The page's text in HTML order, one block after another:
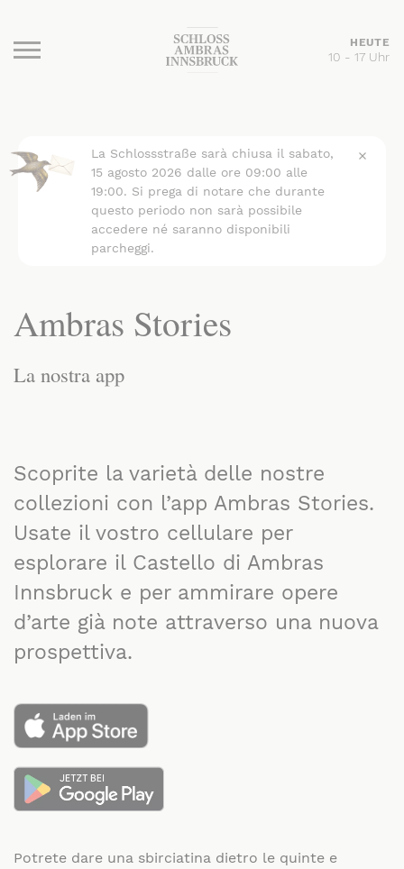
HEUTE
10 - 17 Uhr
La Schlossstraße sarà chiusa il sabato,
15 agosto 2026 dalle ore 09:00 alle
19:00. Si prega di notare che durante
questo periodo non sarà possibile
accedere né saranno disponibili
parcheggi.
Ambras Stories
La nostra app
Scoprite la varietà delle nostre
collezioni con l’app Ambras Stories.
Usate il vostro cellulare per
esplorare il Castello di Ambras
Innsbruck e per ammirare opere
d’arte già note attraverso una nuova
prospettiva.
Potrete dare una sbirciatina dietro le quinte e